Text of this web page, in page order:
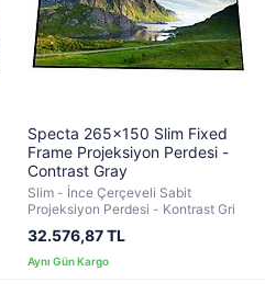
Specta 265x150 Slim Fixed
Frame Projeksiyon Perdesi -
Contrast Gray
Slim - İnce Çerçeveli Sabit
Projeksiyon Perdesi - Kontrast Gri
32.576,87 TL